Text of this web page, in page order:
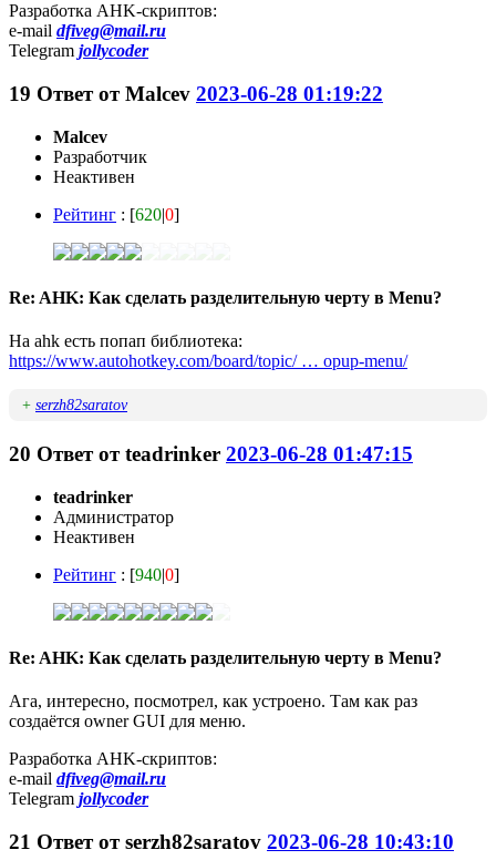
Разработка AHK-скриптов:
e-mail dfiveg@mail.ru
Telegram jollycoder
19 Ответ отMalcev 2023-06-28 01:19:22
Malcev
Разработчик
Неактивен
Рейтинг : [620|0]
Re: AHK: Как сделать разделительную черту в Menu?
На ahk есть попап библиотека:
https://www.autohotkey.com/board/topic/ … opup-menu/
+ serzh82saratov
20 Ответ отteadrinker 2023-06-28 01:47:15
teadrinker
Администратор
Неактивен
Рейтинг : [940|0]
Re: AHK: Как сделать разделительную черту в Menu?
Ага, интересно, посмотрел, как устроено. Там как раз
создаётся owner GUI для меню.
Разработка AHK-скриптов:
e-mail dfiveg@mail.ru
Telegram jollycoder
21 Ответ отserzh82saratov 2023-06-28 10:43:10